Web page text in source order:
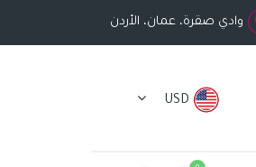
وادي صقرة، عمان، الأردن
USD